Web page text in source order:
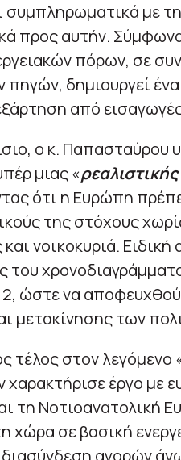
συμπληρωματικά με
προς αυτήν.
πόρων, σε
δημιουργεί
από
ο κ.
μιας «
ότι η Ευρώπη
της στόχους
και νοικοκυριά.
του
ώστε να
μετακίνησης των
τέλος στον
χαρακτήρισε έργο με
τη Νοτιοανατολική
χώρα σε βασική
διασύνδεση αγορών